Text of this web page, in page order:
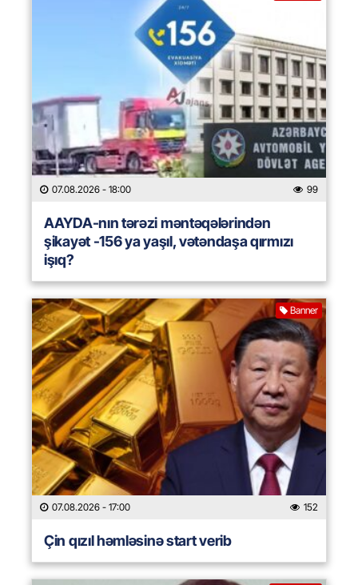
07.08.2026 - 18:00 99
AAYDA-nın tərəzi məntəqələrindən
şikayət -156 ya yaşıl, vətəndaşa qırmızı
işıq?
Banner
07.08.2026 - 17:00 152
Çin qızıl həmləsinə start verib